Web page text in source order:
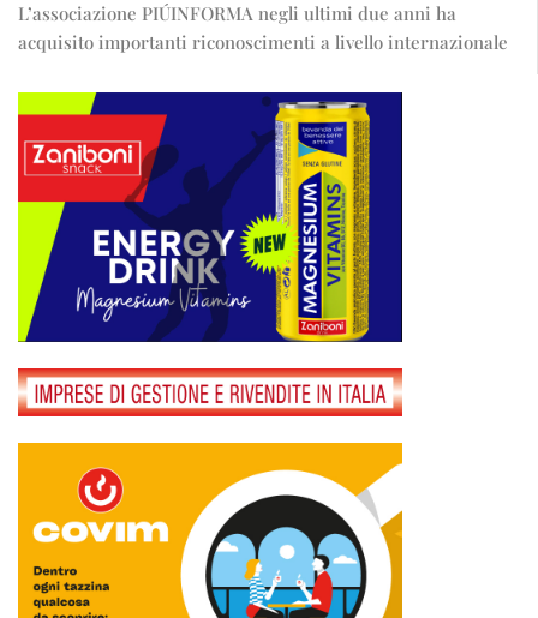
L’associazione PIÚINFORMA negli ultimi due anni ha
acquisito importanti riconoscimenti a livello internazionale